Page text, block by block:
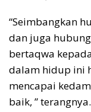
“Seimbangkan
dan juga
bertaqwa
dalam hidup ini
mencapai
baik, ” terangnya.